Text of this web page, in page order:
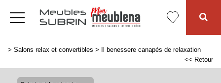
> Salons relax et convertibles >
Il benessere canapés de relaxation
<< Retour